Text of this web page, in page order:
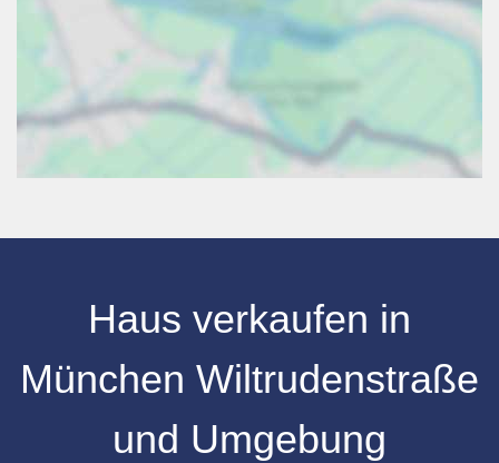
Haus verkaufen in
München Wiltrudenstraße
und Umgebung